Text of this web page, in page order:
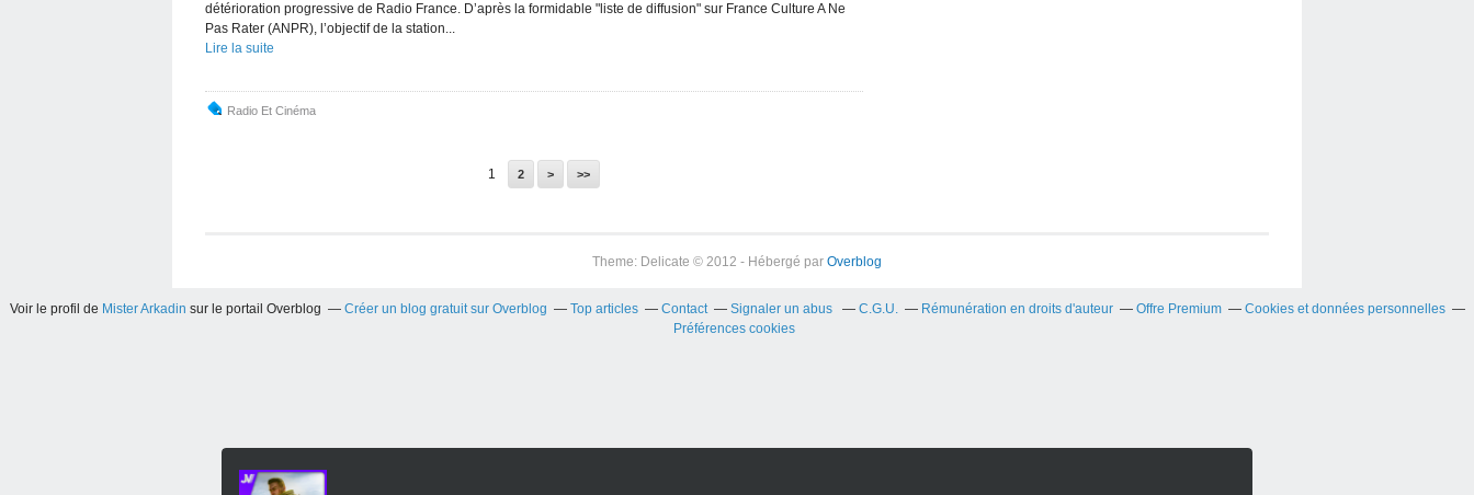
détérioration progressive de Radio France. D’après la formidable "liste de diffusion" sur France Culture A Ne
Pas Rater (ANPR), l’objectif de la station...
Lire la suite
Radio Et Cinéma
1 2 > >>
Theme: Delicate © 2012 - Hébergé par Overblog
Voir le profil de Mister Arkadin sur le portail Overblog Créer un blog gratuit sur Overblog Top articles Contact Signaler un abus C.G.U. Rémunération en droits d'auteur Offre Premium
Cookies et données personnelles
Préférences cookies